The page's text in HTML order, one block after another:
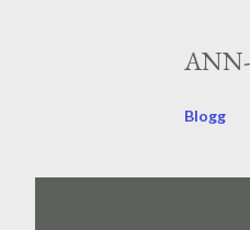
Blogg